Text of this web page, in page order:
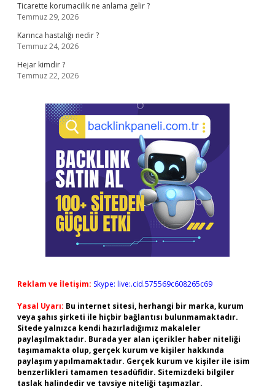
Ticarette korumacilik ne anlama gelir ?
Temmuz 29, 2026
Karınca hastalığı nedir ?
Temmuz 24, 2026
Hejar kimdir ?
Temmuz 22, 2026
Reklam ve İletişim: Skype: live:.cid.575569c608265c69
Yasal Uyarı: Bu internet sitesi, herhangi bir marka, kurum
veya şahıs şirketi ile hiçbir bağlantısı bulunmamaktadır.
Sitede yalnızca kendi hazırladığımız makaleler
paylaşılmaktadır. Burada yer alan içerikler haber niteliği
taşımamakta olup, gerçek kurum ve kişiler hakkında
paylaşım yapılmamaktadır. Gerçek kurum ve kişiler ile isim
benzerlikleri tamamen tesadüfidir. Sitemizdeki bilgiler
taslak halindedir ve tavsiye niteliği taşımazlar.